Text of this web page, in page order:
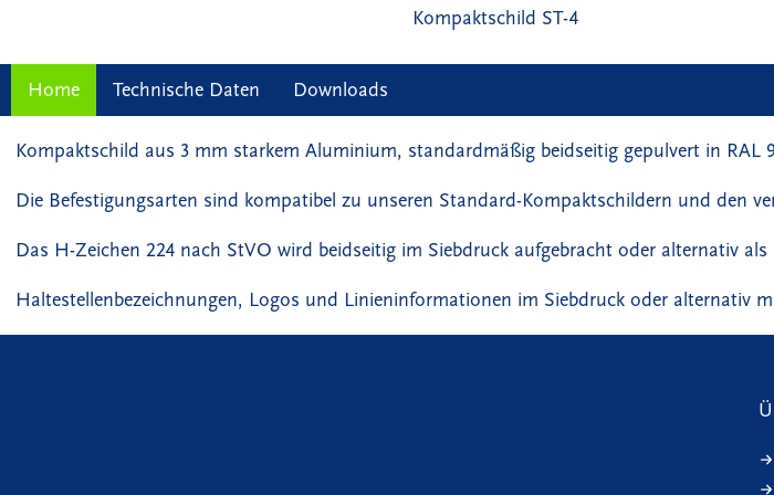
Kompaktschild ST-4
Home Technische Daten Downloads
Kompaktschild aus 3 mm starkem Aluminium, standardmäßig beidseitig gepulvert in RAL
Die Befestigungsarten sind kompatibel zu unseren Standard-Kompaktschildern und den
Das H-Zeichen 224 nach StVO wird beidseitig im Siebdruck aufgebracht oder alternativ als
Haltestellenbezeichnungen, Logos und Linieninformationen im Siebdruck oder alternativ